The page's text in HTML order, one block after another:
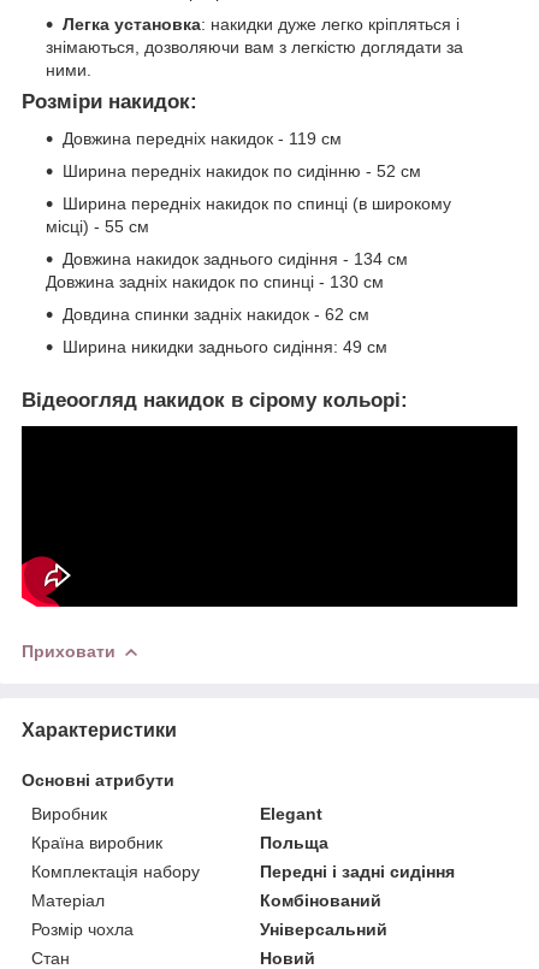
Легка установка: накидки дуже легко кріпляться і
знімаються, дозволяючи вам з легкістю доглядати за
ними.
Розміри накидок:
Довжина передніх накидок - 119 см
Ширина передніх накидок по сидінню - 52 см
Ширина передніх накидок по спинці (в широкому
місці) - 55 см
Довжина накидок заднього сидіння - 134 см
Довжина задніх накидок по спинці - 130 см
Довдина спинки задніх накидок - 62 см
Ширина никидки заднього сидіння: 49 см
Відеоогляд накидок в сірому кольорі:
Приховати
Характеристики
Основні атрибути
Виробник
Elegant
Країна виробник
Польща
Комплектація набору
Передні і задні сидіння
Матеріал
Комбінований
Розмір чохла
Універсальний
Стан
Новий